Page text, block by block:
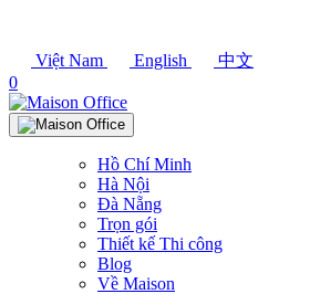
Việt Nam English
中文
0
Hồ Chí Minh
Hà Nội
Đà Nẵng
Trọn gói
Thiết kế Thi công
Blog
Về Maison